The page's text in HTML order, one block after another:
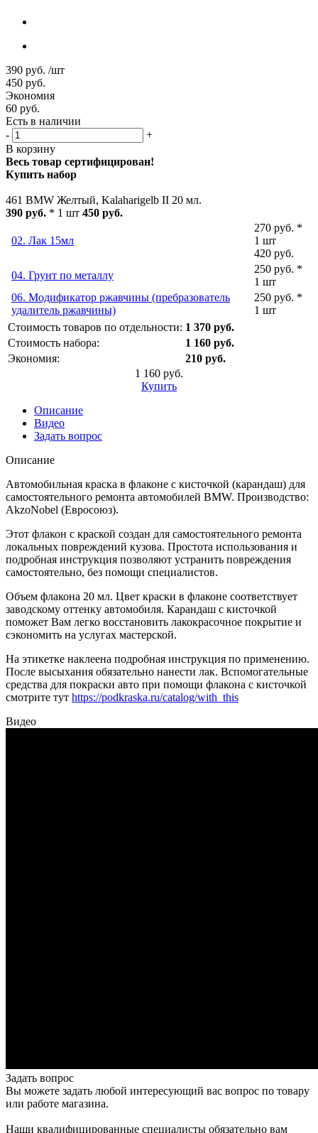
390 руб. /шт
450 руб.
Экономия
60 руб.
Есть в наличии
-
+
В корзину
Весь товар сертифицирован!
Купить набор
461 BMW Желтый, Kalaharigelb II 20 мл.
390 руб. * 1 шт 450 руб.
02. Лак 15мл
270 руб. *
1 шт
420 руб.
04. Грунт по металлу
250 руб. *
1 шт
06. Модификатор ржавчины (пребразователь
удалитель ржавчины)
250 руб. *
1 шт
Стоимость товаров по отдельности: 1 370 руб.
Стоимость набора:
1 160 руб.
Экономия:
210 руб.
1 160 руб.
Купить
Описание
Видео
Задать вопрос
Описание
Автомобильная краска в флаконе с кисточкой (карандаш) для
самостоятельного ремонта автомобилей BMW. Производство:
AkzoNobel (Евросоюз).
Этот флакон с краской создан для самостоятельного ремонта
локальных повреждений кузова. Простота использования и
подробная инструкция позволяют устранить повреждения
самостоятельно, без помощи специалистов.
Объем флакона 20 мл. Цвет краски в флаконе соответствует
заводскому оттенку автомобиля. Карандаш с кисточкой
поможет Вам легко восстановить лакокрасочное покрытие и
сэкономить на услугах мастерской.
На этикетке наклеена подробная инструкция по применению.
После высыхания обязательно нанести лак. Вспомогательные
средства для покраски авто при помощи флакона с кисточкой
смотрите тут https://podkraska.ru/catalog/with_this
Видео
Задать вопрос
Вы можете задать любой интересующий вас вопрос по товару
или работе магазина.
Наши квалифицированные специалисты обязательно вам